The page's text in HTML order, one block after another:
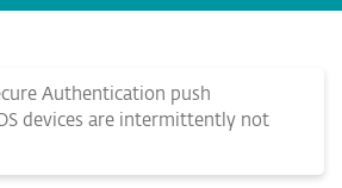
Authentication push
devices are intermittently not